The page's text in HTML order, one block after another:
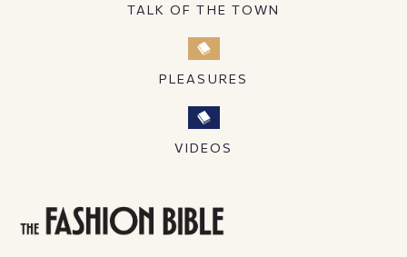
TALK OF THE TOWN
PLEASURES
VIDEOS